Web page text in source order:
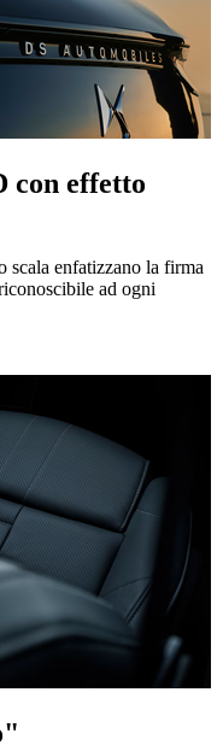
con effetto
enfatizzano la firma
ad ogni